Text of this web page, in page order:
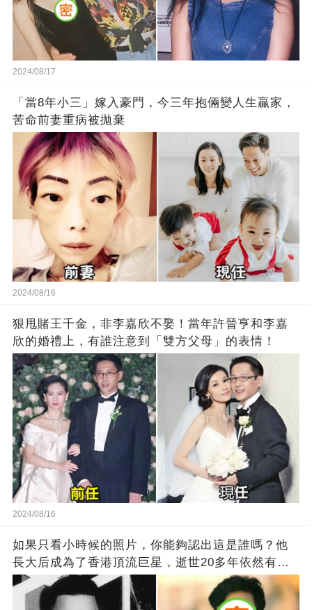
2024/08/17
「當8年小三」嫁入豪門，今三年抱倆變人生贏家，
苦命前妻重病被拋棄
2024/08/16
狠甩賭王千金，非李嘉欣不娶！當年許晉亨和李嘉
欣的婚禮上，有誰注意到「雙方父母」的表情！
2024/08/16
如果只看小時候的照片，你能夠認出這是誰嗎？他
長大后成為了香港頂流巨星，逝世20多年依然有千
萬粉絲紀念他！